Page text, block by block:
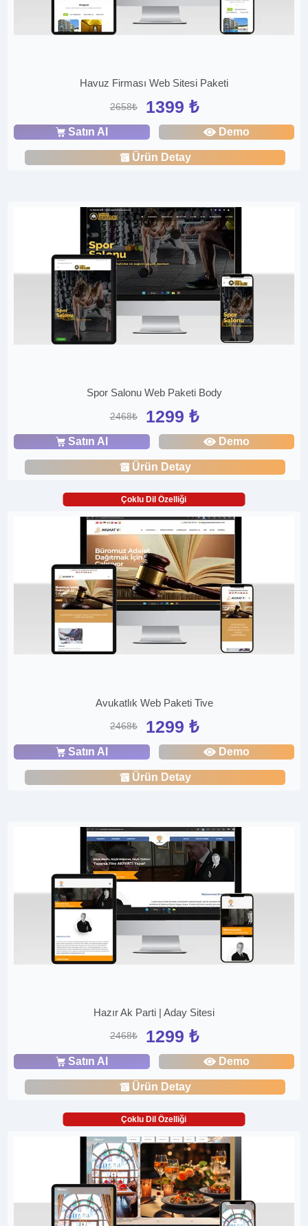
Havuz Firması Web Sitesi Paketi
2658₺ 1399 ₺
Satın Al Demo
Ürün Detay
Spor Salonu Web Paketi Body
2468₺ 1299 ₺
Satın Al Demo
Ürün Detay
Çoklu Dil Özelliği
Avukatlık Web Paketi Tive
2468₺ 1299 ₺
Satın Al Demo
Ürün Detay
Hazır Ak Parti | Aday Sitesi
2468₺ 1299 ₺
Satın Al Demo
Ürün Detay
Çoklu Dil Özelliği